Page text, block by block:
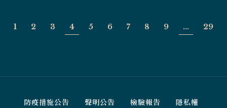
1 2 3 4 5 6 7 8 9 ... 29
防疫措施公告 聲明公告 檢驗報告 隱私權